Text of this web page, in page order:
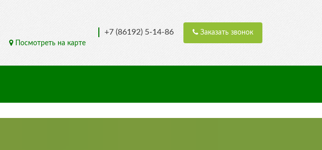
Посмотреть на карте
+7 (86192) 5-14-86 Заказать звонок